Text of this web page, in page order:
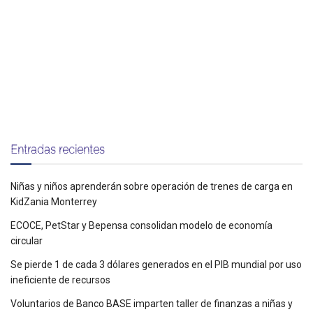
Entradas recientes
Niñas y niños aprenderán sobre operación de trenes de carga en
KidZania Monterrey
ECOCE, PetStar y Bepensa consolidan modelo de economía
circular
Se pierde 1 de cada 3 dólares generados en el PIB mundial por uso
ineficiente de recursos
Voluntarios de Banco BASE imparten taller de finanzas a niñas y